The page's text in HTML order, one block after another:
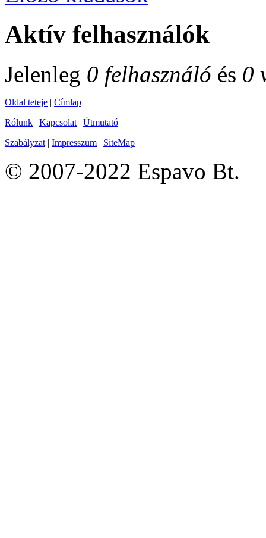
Aktív felhasználók
Jelenleg 0 felhasználó és 0
Oldal teteje | Címlap
Rólunk | Kapcsolat | Útmutató
Szabályzat | Impresszum | SiteMap
© 2007-2022 Espavo Bt.